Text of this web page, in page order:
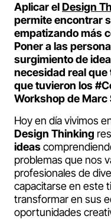
Aplicar elDesign
permite encontrar
empatizando más
Poner a las
surgimiento de
necesidad real que
que tuvieron los
Workshop de Marc
Hoy en día vivimos
Design Thinking
ideas
problemas que nos
profesionales de
capacitarse en este
transformar en sus
oportunidades